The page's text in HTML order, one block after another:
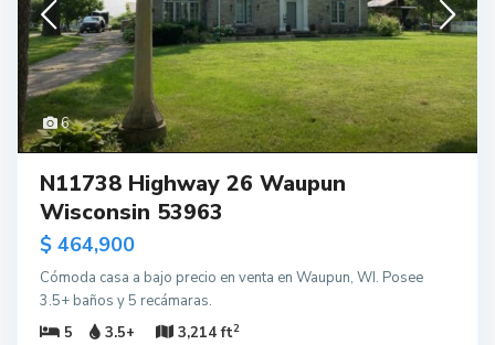
6
N11738 Highway 26 Waupun
Wisconsin 53963
$ 464,900
Cómoda casa a bajo precio en venta en Waupun, WI. Posee
3.5+ baños y 5 recámaras.
5
3.5+ 3,214 ft2